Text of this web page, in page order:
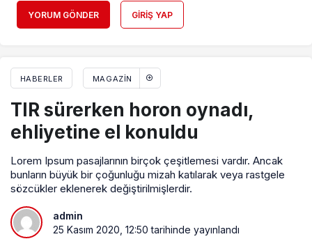
YORUM GÖNDER GIRIŞ YAP
HABERLER MAGAZIN
TIR sürerken horon oynadı,
ehliyetine el konuldu
Lorem Ipsum pasajlarının birçok çeşitlemesi vardır. Ancak
bunların büyük bir çoğunluğu mizah katılarak veya rastgele
sözcükler eklenerek değiştirilmişlerdir.
admin
25 Kasım 2020, 12:50 tarihinde yayınlandı